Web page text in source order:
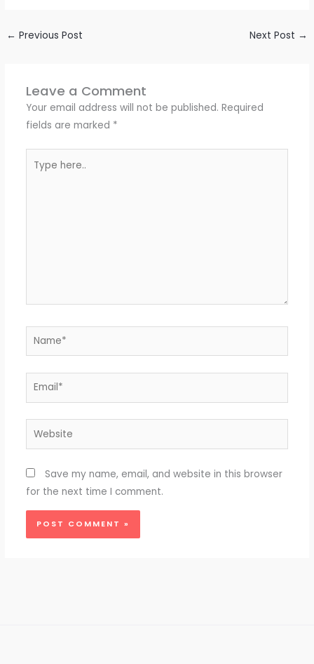
← Previous Post Next Post →
Leave a Comment
Your email address will not be published. Required
fields are marked *
here..
Name*
Email*
Website
Save my name, email, and website in this browser
for the next time I comment.